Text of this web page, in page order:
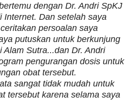
dengan Dr. Andri SpKJ
Internet. Dan setelah saya
persoalan saya
putuskan untuk berkunjung
Alam Sutra...dan Dr. Andri
pengurangan dosis untuk
obat tersebut.
sangat tidak mudah untuk
tersebut karena selama saya